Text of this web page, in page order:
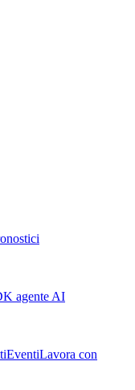
agente AI
EventiLavora con